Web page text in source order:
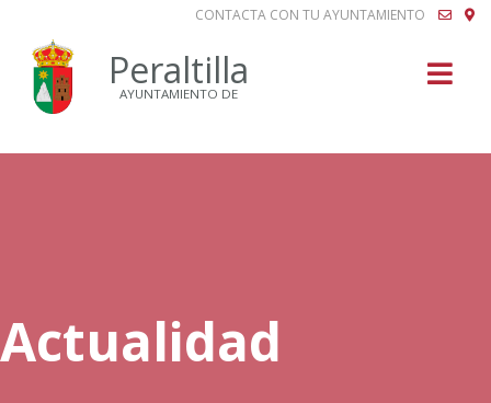
CONTACTA CON TU AYUNTAMIENTO
Peraltilla
AYUNTAMIENTO DE
Actualidad